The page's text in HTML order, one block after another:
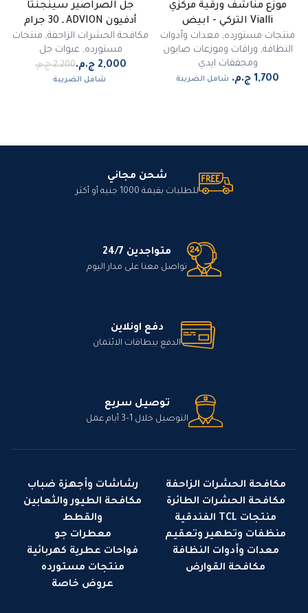
موزع مناشف ورقية مركزي
Vialli التركي - ابيض
منتجات مستورده, معدات وأدوات
النظافة, وراقات وموزعات صابون
ومجففات ايدي
شامل الضريبة
- 9
جل الصراصير سينجنتا
أدفيون ADVION ـ 30 جرام
مكافحة الحشرات الزاحفة, منتجات
مستورده,عبوات جل
‏2,200 ج.م.‏
شامل الضريبة
شحن مجاني
للطلبات بقيمة 1000 جنيه أو أكثر
متواجدين 24/7
تواصل معنا على مدار اليوم
دفع اونلاين
الدفع ببطاقات الائتمان
توصيل سريع
التوصيل خلال 1–3 أيام عمل
مكافحة الحشرات الزاحفة
مكافحة الحشرات الطائرة
منتجات TCL الفندقية
منظفات وتطهير وتعقيم
معدات وأدوات النظافة
مكافحة القوارض
رشاشات وأجهزة ضباب
مكافحة الطيور والثعابين
والقطط
معطرات جو
فواحات عطرية كهربائية
منتجات مستورده
عروض خاصة